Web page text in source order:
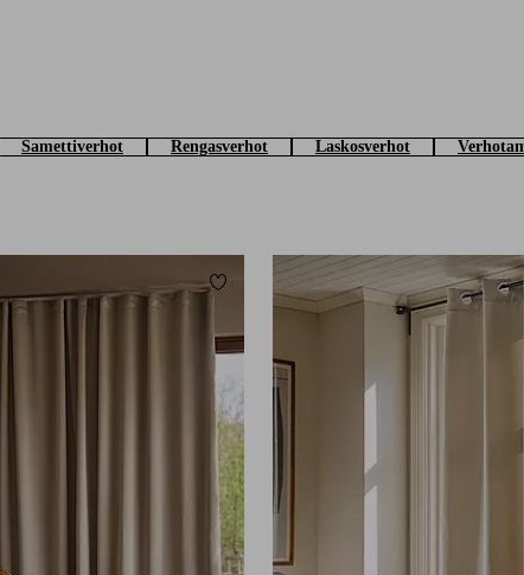
Samettiverhot Rengasverhot Laskosverhot
Lisää suosikkeihin